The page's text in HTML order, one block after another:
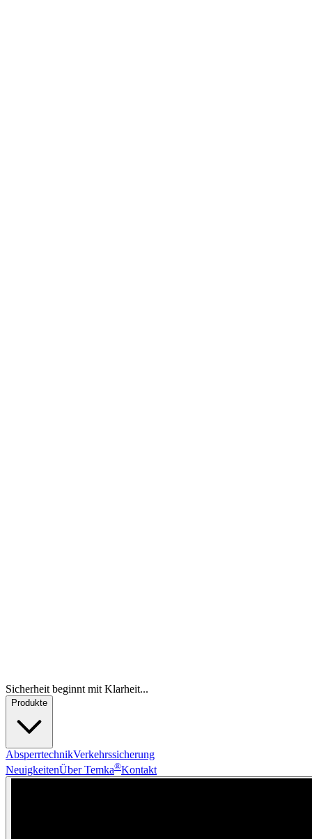
Sicherheit beginnt mit Klarheit...
Produkte
AbsperrtechnikVerkehrssicherung
NeuigkeitenÜber Temka®Kontakt